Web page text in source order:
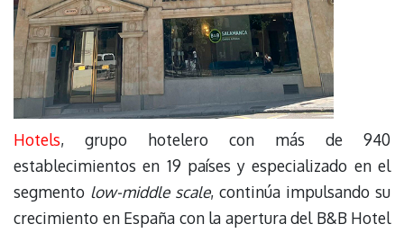
Hotels, grupo hotelero con más de 940
establecimientos en 19 países y especializado en el
segmento low-middle scale, continúa impulsando su
crecimiento en España con la apertura del B&B Hotel